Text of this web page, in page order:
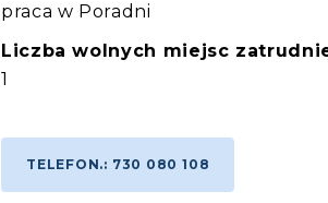
praca w Poradni
Liczba wolnych miejsc
1
TELEFON.: 730 080 108